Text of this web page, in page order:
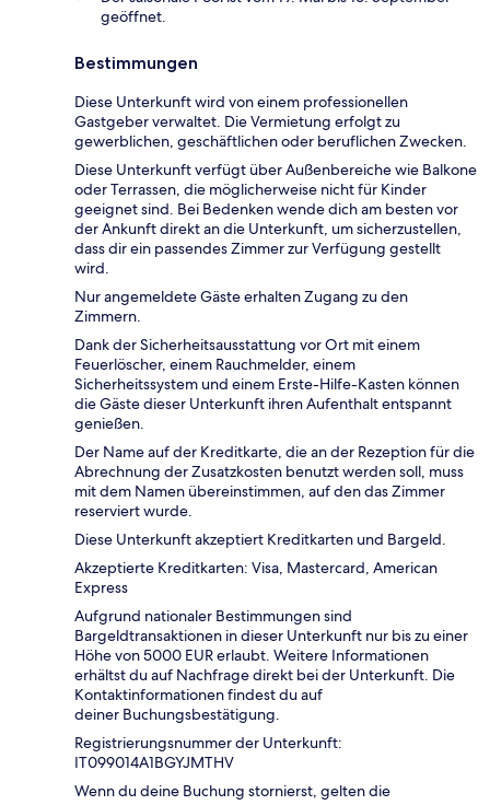
geöffnet.
Bestimmungen
Diese Unterkunft wird von einem professionellen
Gastgeber verwaltet. Die Vermietung erfolgt zu
gewerblichen, geschäftlichen oder beruflichen Zwecken.
Diese Unterkunft verfügt über Außenbereiche wie Balkone
oder Terrassen, die möglicherweise nicht für Kinder
geeignet sind. Bei Bedenken wende dich am besten vor
der Ankunft direkt an die Unterkunft, um sicherzustellen,
dass dir ein passendes Zimmer zur Verfügung gestellt
wird.
Nur angemeldete Gäste erhalten Zugang zu den
Zimmern.
Dank der Sicherheitsausstattung vor Ort mit einem
Feuerlöscher, einem Rauchmelder, einem
Sicherheitssystem und einem Erste-Hilfe-Kasten können
die Gäste dieser Unterkunft ihren Aufenthalt entspannt
genießen.
Der Name auf der Kreditkarte, die an der Rezeption für die
Abrechnung der Zusatzkosten benutzt werden soll, muss
mit dem Namen übereinstimmen, auf den das Zimmer
reserviert wurde.
Diese Unterkunft akzeptiert Kreditkarten und Bargeld.
Akzeptierte Kreditkarten: Visa, Mastercard, American
Express
Aufgrund nationaler Bestimmungen sind
Bargeldtransaktionen in dieser Unterkunft nur bis zu einer
Höhe von 5000 EUR erlaubt. Weitere Informationen
erhältst du auf Nachfrage direkt bei der Unterkunft. Die
Kontaktinformationen findest du auf
deiner Buchungsbestätigung.
Registrierungsnummer der Unterkunft:
IT099014A1BGYJMTHV
Wenn du deine Buchung stornierst, gelten die